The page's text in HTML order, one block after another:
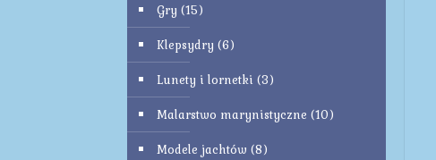
Gry (15)
Klepsydry (6)
Lunety i lornetki (3)
Malarstwo marynistyczne (10)
Modele jachtów (8)